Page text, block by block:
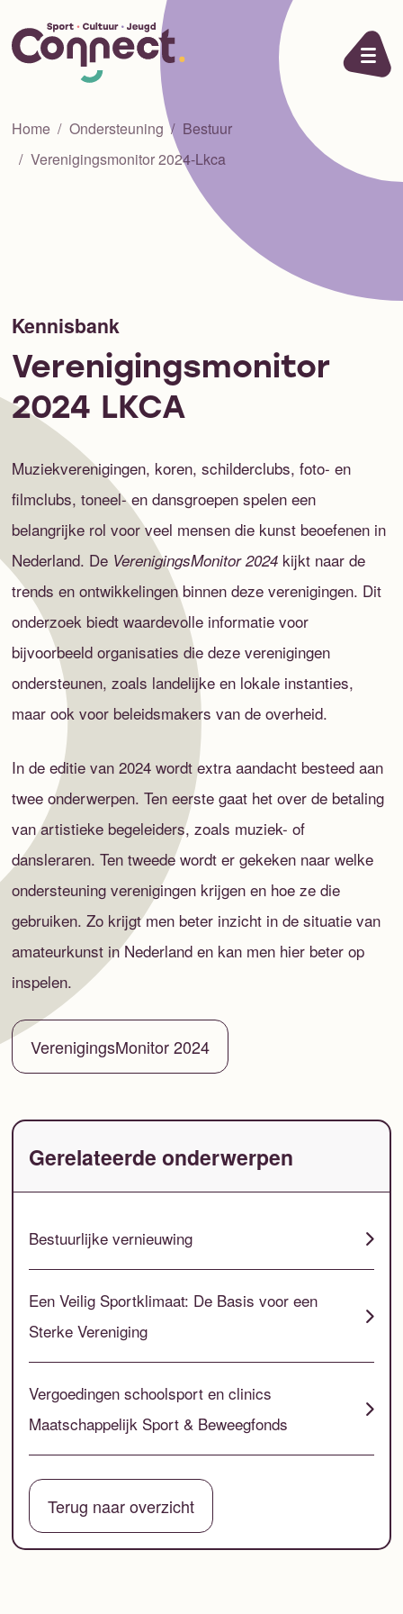
Ga naar de inhoud
Home Ondersteuning
Bestuur
Verenigingsmonitor 2024-Lkca
Kennisbank
Verenigingsmonitor
2024 LKCA
Muziekverenigingen, koren, schilderclubs, foto- en
filmclubs, toneel- en dansgroepen spelen een
belangrijke rol voor veel mensen die kunst beoefenen in
Nederland. De VerenigingsMonitor 2024kijkt naar de
trends en ontwikkelingen binnen deze verenigingen. Dit
onderzoek biedt waardevolle informatie voor
bijvoorbeeld organisaties die deze verenigingen
ondersteunen, zoals landelijke en lokale instanties,
maar ook voor beleidsmakers van de overheid.
In de editie van 2024 wordt extra aandacht besteed aan
twee onderwerpen. Ten eerste gaat het over de betaling
van artistieke begeleiders, zoals muziek- of
dansleraren. Ten tweede wordt er gekeken naar welke
ondersteuning verenigingen krijgen en hoe ze die
gebruiken. Zo krijgt men beter inzicht in de situatie van
amateurkunst in Nederland en kan men hier beter op
inspelen.
VerenigingsMonitor 2024
Gerelateerde onderwerpen
Bestuurlijke vernieuwing
Een Veilig Sportklimaat: De Basis voor een
Sterke Vereniging
Vergoedingen schoolsport en clinics
Maatschappelijk Sport & Beweegfonds
Terug naar overzicht